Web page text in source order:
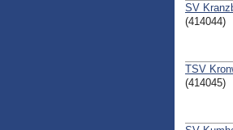
SV
(414044)
TSV
(414045)